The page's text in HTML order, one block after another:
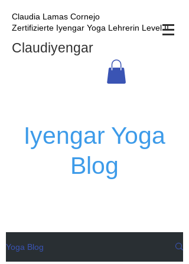
Claudia Lamas Cornejo
Zertifizierte Iyengar Yoga Lehrerin Level II
Claudiyengar
Iyengar Yoga
Blog
Yoga Blog